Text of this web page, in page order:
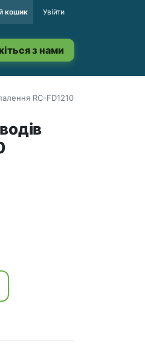
кошик Увійти
з нами
RC-FD1210